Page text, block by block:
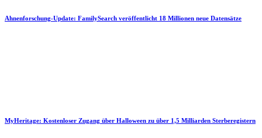
Ahnenforschung-Update: FamilySearch veröffentlicht 18 Millionen neue Datensätze
MyHeritage: Kostenloser Zugang über Halloween zu über 1,5 Milliarden Sterberegistern